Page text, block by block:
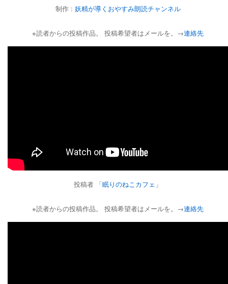
制作 : 妖精が導くおやすみ朗読チャンネル
※読者からの投稿作品。 投稿希望者はメールを。→連絡先
投稿者 「眠りのねこカフェ 」
※読者からの投稿作品。 投稿希望者はメールを。→連絡先